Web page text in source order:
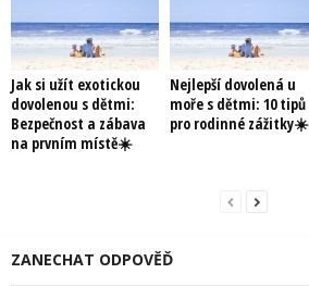
Jak si užít exotickou
dovolenou s dětmi:
Bezpečnost a zábava
na prvním místě☀️
Nejlepší dovolená u
moře s dětmi: 10 tipů
pro rodinné zážitky☀️
ZANECHAT ODPOVĚĎ